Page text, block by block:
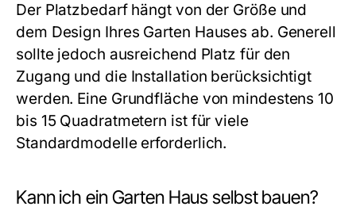
Der Platzbedarf hängt von der Größe und
dem Design Ihres Garten Hauses ab. Generell
sollte jedoch ausreichend Platz für den
Zugang und die Installation berücksichtigt
werden. Eine Grundfläche von mindestens 10
bis 15 Quadratmetern ist für viele
Standardmodelle erforderlich.
Kann ich ein Garten Haus selbst bauen?